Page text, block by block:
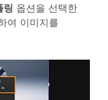
링 옵션을 선택한
여 이미지를